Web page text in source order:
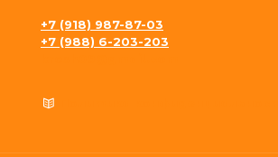
+7 (918) 987-87-03
+7 (988) 6-203-203